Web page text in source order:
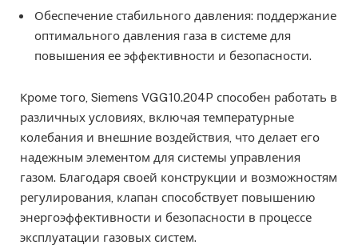
Обеспечение стабильного давления: поддержание
оптимального давления газа в системе для
повышения ее эффективности и безопасности.
Кроме того, Siemens VGG10.204P способен работать в
различных условиях, включая температурные
колебания и внешние воздействия, что делает его
надежным элементом для системы управления
газом. Благодаря своей конструкции и возможностям
регулирования, клапан способствует повышению
энергоэффективности и безопасности в процессе
эксплуатации газовых систем.